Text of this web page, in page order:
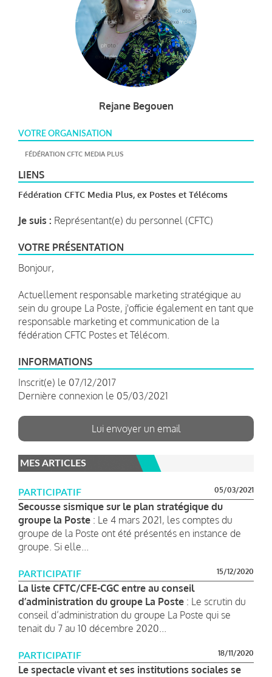
Rejane Begouen
VOTRE ORGANISATION
FÉDÉRATION CFTC MEDIA PLUS
LIENS
Fédération CFTC Media Plus, ex Postes et Télécoms
Je suis : Représentant(e) du personnel (CFTC)
VOTRE PRÉSENTATION
Bonjour,
Actuellement responsable marketing stratégique au
sein du groupe La Poste, j'officie également en tant que
responsable marketing et communication de la
fédération CFTC Postes et Télécom.
INFORMATIONS
Inscrit(e) le 07/12/2017
Dernière connexion le 05/03/2021
Lui envoyer un email
MES ARTICLES
PARTICIPATIF 05/03/2021
Secousse sismique sur le plan stratégique du
groupe la Poste : Le 4 mars 2021, les comptes du
groupe de la Poste ont été présentés en instance de
groupe. Si elle...
PARTICIPATIF 15/12/2020
La liste CFTC/CFE-CGC entre au conseil
d’administration du groupe La Poste : Le scrutin du
conseil d’administration du groupe La Poste qui se
tenait du 7 au 10 décembre 2020...
PARTICIPATIF 18/11/2020
Le spectacle vivant et ses institutions sociales se